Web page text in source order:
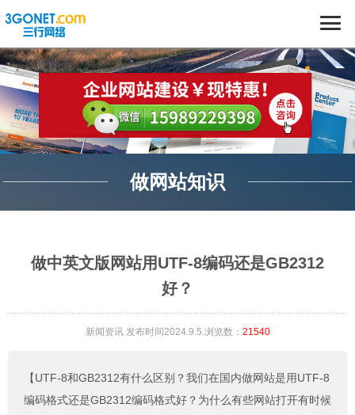
做网站知识
做中英文版网站用UTF-8编码还是GB2312
好？
新闻资讯发布时间2024.9.5.浏览数： 21540
【UTF-8和GB2312有什么区别？我们在国内做网站是用UTF-8
编码格式还是GB2312编码格式好？为什么有些网站打开有时候